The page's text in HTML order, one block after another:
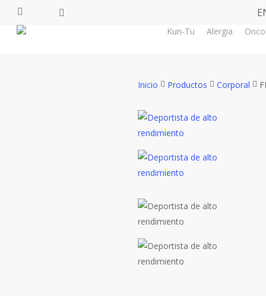
main
facebookyoutubeinstagram
tiktok
Kun-Tu Alergia
Inicio Productos Corporal